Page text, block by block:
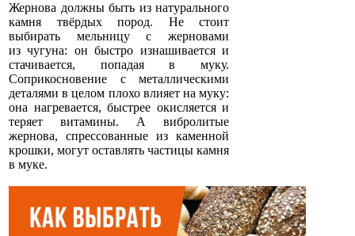
Жернова должны быть из натурального
камня твёрдых пород. Не стоит
выбирать мельницу с жерновами
из чугуна: он быстро изнашивается и
стачивается, попадая в муку.
Соприкосновение с металлическими
деталями в целом плохо влияет на муку:
она нагревается, быстрее окисляется и
теряет витамины. А вибролитые
жернова, спрессованные из каменной
крошки, могут оставлять частицы камня
в муке.